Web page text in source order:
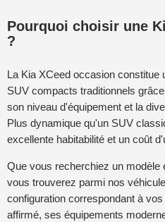
Pourquoi choisir une
?
La Kia XCeed occasion constitue
SUV compacts traditionnels
son niveau d'équipement et la
Plus dynamique qu'un SUV
excellente habitabilité et un coût
Que vous recherchiez un modèle
vous trouverez parmi nos
configuration correspondant à
affirmé, ses équipements